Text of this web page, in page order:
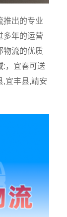
推出的专业
多年的运营
物流的优质
:，宜春可送
,宜丰县,靖安